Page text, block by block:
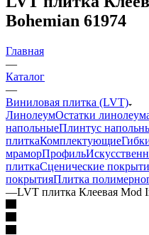
Bohemian 61974
Главная
—
Каталог
—
Виниловая плитка (LVT)
ЛинолеумОстатки
напольныеПлинтус
плиткаКомплектующие
мраморПрофиль
плиткаСценические
покрытияПлитка
—LVT плитка Клеевая Mod